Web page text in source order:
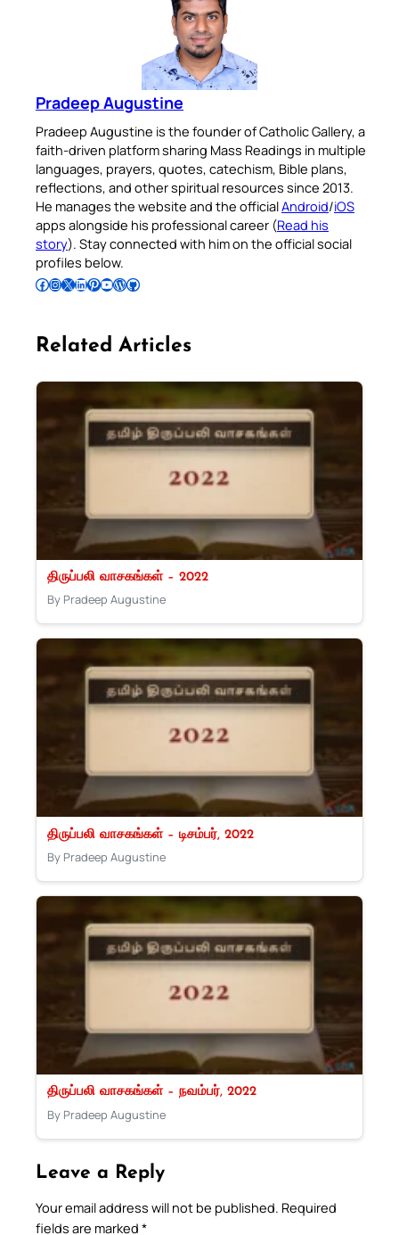
Pradeep Augustine
Pradeep Augustine is the founder of Catholic Gallery, a
faith-driven platform sharing Mass Readings in multiple
languages, prayers, quotes, catechism, Bible plans,
reflections, and other spiritual resources since 2013.
He manages the website and the officialAndroid/iOS
apps alongside his professional career (Read his
story). Stay connected with him on the official social
profiles below.
Follow Pradeep on Facebook Follow Pradeep on InstagramFollow Pradeep on X Follow Pradeep on LinkedIn Follow Pradeep on Pinterest Subscribe to Pradeep’s Youtube Channel Follow Pradeep on WordPress Follow Pradeep on GitHub
Related Articles
திருப்பலி வாசகங்கள் – 2022
By Pradeep Augustine
திருப்பலி வாசகங்கள் – டிசம்பர், 2022
By Pradeep Augustine
திருப்பலி வாசகங்கள் – நவம்பர், 2022
By Pradeep Augustine
Leave a Reply
Your email address will not be published. Required
fields are marked *